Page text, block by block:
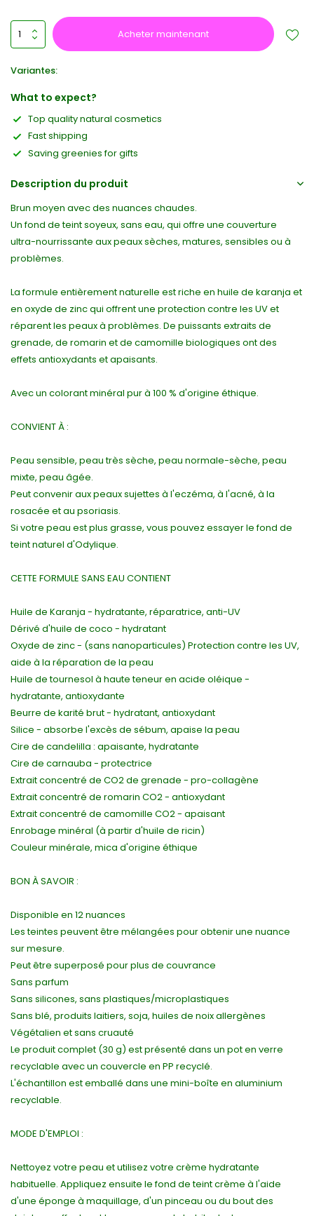
Acheter maintenant
Variantes:
What to expect?
Top quality natural cosmetics
Fast shipping
Saving greenies for gifts
Description du produit
Brun moyen avec des nuances chaudes.
Un fond de teint soyeux, sans eau, qui offre une couverture
ultra-nourrissante aux peaux sèches, matures, sensibles ou à
problèmes.
La formule entièrement naturelle est riche en huile de karanja et
en oxyde de zinc qui offrent une protection contre les UV et
réparent les peaux à problèmes. De puissants extraits de
grenade, de romarin et de camomille biologiques ont des
effets antioxydants et apaisants.
Avec un colorant minéral pur à 100 % d'origine éthique.
CONVIENT À :
Peau sensible, peau très sèche, peau normale-sèche, peau
mixte, peau âgée.
Peut convenir aux peaux sujettes à l'eczéma, à l'acné, à la
rosacée et au psoriasis.
Si votre peau est plus grasse, vous pouvez essayer le fond de
teint naturel d'Odylique.
CETTE FORMULE SANS EAU CONTIENT
Huile de Karanja - hydratante, réparatrice, anti-UV
Dérivé d'huile de coco - hydratant
Oxyde de zinc - (sans nanoparticules) Protection contre les UV,
aide à la réparation de la peau
Huile de tournesol à haute teneur en acide oléique -
hydratante, antioxydante
Beurre de karité brut - hydratant, antioxydant
Silice - absorbe l'excès de sébum, apaise la peau
Cire de candelilla : apaisante, hydratante
Cire de carnauba - protectrice
Extrait concentré de CO2 de grenade - pro-collagène
Extrait concentré de romarin CO2 - antioxydant
Extrait concentré de camomille CO2 - apaisant
Enrobage minéral (à partir d'huile de ricin)
Couleur minérale, mica d'origine éthique
BON À SAVOIR :
Disponible en 12 nuances
Les teintes peuvent être mélangées pour obtenir une nuance
sur mesure.
Peut être superposé pour plus de couvrance
Sans parfum
Sans silicones, sans plastiques/microplastiques
Sans blé, produits laitiers, soja, huiles de noix allergènes
Végétalien et sans cruauté
Le produit complet (30 g) est présenté dans un pot en verre
recyclable avec un couvercle en PP recyclé.
L'échantillon est emballé dans une mini-boîte en aluminium
recyclable.
MODE D'EMPLOI :
Nettoyez votre peau et utilisez votre crème hydratante
habituelle. Appliquez ensuite le fond de teint crème à l'aide
d'une éponge à maquillage, d'un pinceau ou du bout des